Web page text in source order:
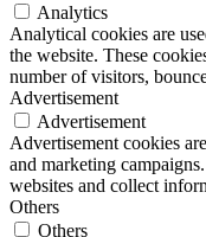
Analytics
Analytical cookies are
the website. These
number of visitors,
Advertisement
Advertisement
Advertisement cookies
and marketing
websites and collect
Others
Others